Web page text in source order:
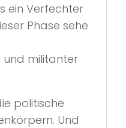
ein Verfechter
Phase sehe
und militanter
politische
Und